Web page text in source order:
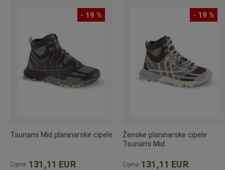
- 19 %
Tsunami Mid planinarske cipele
Cijena 131,11 EUR
- 19 %
Ženske planinarske cipele
Tsunami Mid
Cijena 131,11 EUR